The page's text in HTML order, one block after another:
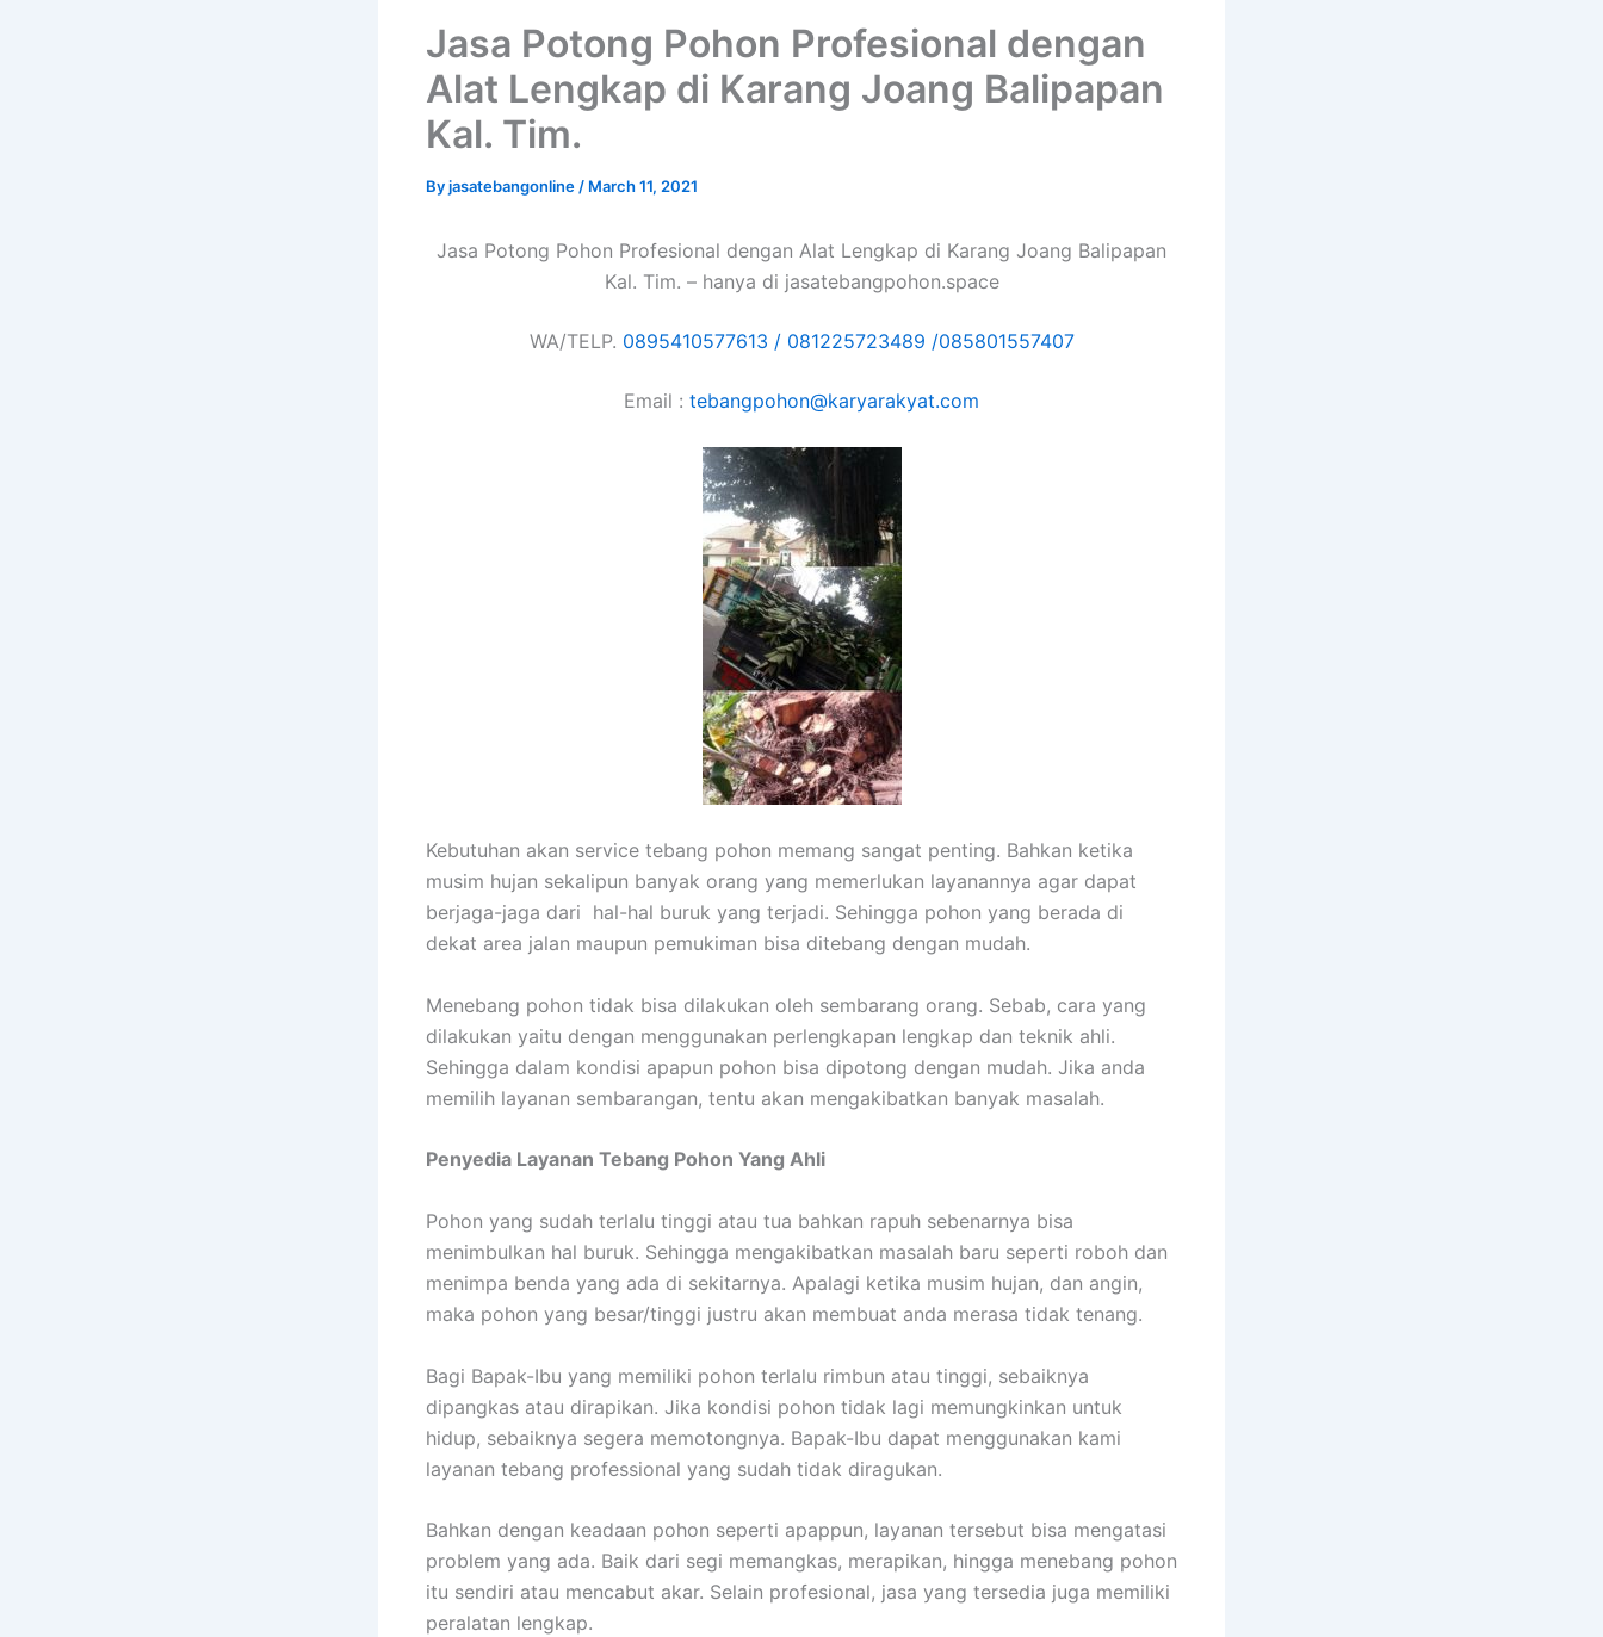
Jasa Potong Pohon Profesional dengan
Alat Lengkap di Karang Joang Balipapan
Kal. Tim.
Byjasatebangonline / March 11, 2021
Jasa Potong Pohon Profesional dengan Alat Lengkap di Karang Joang Balipapan
Kal. Tim. – hanya di jasatebangpohon.space
WA/TELP. 0895410577613 / 081225723489 /085801557407
Email : tebangpohon@karyarakyat.com
Kebutuhan akan service tebang pohon memang sangat penting. Bahkan ketika
musim hujan sekalipun banyak orang yang memerlukan layanannya agar dapat
berjaga-jaga dari hal-hal buruk yang terjadi. Sehingga pohon yang berada di
dekat area jalan maupun pemukiman bisa ditebang dengan mudah.
Menebang pohon tidak bisa dilakukan oleh sembarang orang. Sebab, cara yang
dilakukan yaitu dengan menggunakan perlengkapan lengkap dan teknik ahli.
Sehingga dalam kondisi apapun pohon bisa dipotong dengan mudah. Jika anda
memilih layanan sembarangan, tentu akan mengakibatkan banyak masalah.
Penyedia Layanan Tebang Pohon Yang Ahli
Pohon yang sudah terlalu tinggi atau tua bahkan rapuh sebenarnya bisa
menimbulkan hal buruk. Sehingga mengakibatkan masalah baru seperti roboh dan
menimpa benda yang ada di sekitarnya. Apalagi ketika musim hujan, dan angin,
maka pohon yang besar/tinggi justru akan membuat anda merasa tidak tenang.
Bagi Bapak-Ibu yang memiliki pohon terlalu rimbun atau tinggi, sebaiknya
dipangkas atau dirapikan. Jika kondisi pohon tidak lagi memungkinkan untuk
hidup, sebaiknya segera memotongnya. Bapak-Ibu dapat menggunakan kami
layanan tebang professional yang sudah tidak diragukan.
Bahkan dengan keadaan pohon seperti apappun, layanan tersebut bisa mengatasi
problem yang ada. Baik dari segi memangkas, merapikan, hingga menebang pohon
itu sendiri atau mencabut akar. Selain profesional, jasa yang tersedia juga memiliki
peralatan lengkap.